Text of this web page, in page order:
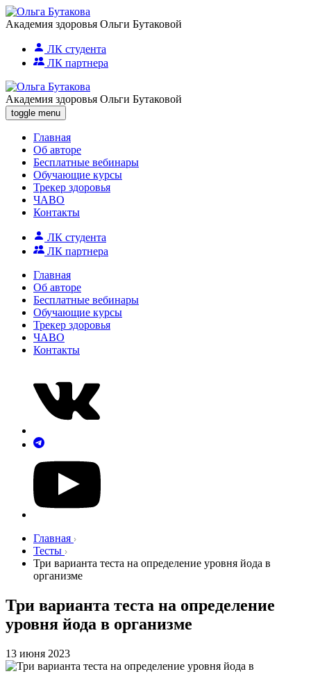
Академия здоровья Ольги Бутаковой
ЛК студента
ЛК партнера
Академия здоровья Ольги Бутаковой
toggle menu
Главная
Об авторе
Бесплатные вебинары
Обучающие курсы
Трекер здоровья
ЧАВО
Контакты
ЛК студента
ЛК партнера
Главная
Об авторе
Бесплатные вебинары
Обучающие курсы
Трекер здоровья
ЧАВО
Контакты
Главная
Тесты
Три варианта теста на определение уровня йода в
организме
Три варианта теста на определение
уровня йода в организме
13 июня 2023